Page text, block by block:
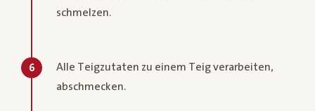
schmelzen.
6
Alle Teigzutaten zu einem Teig verarbeiten,
abschmecken.